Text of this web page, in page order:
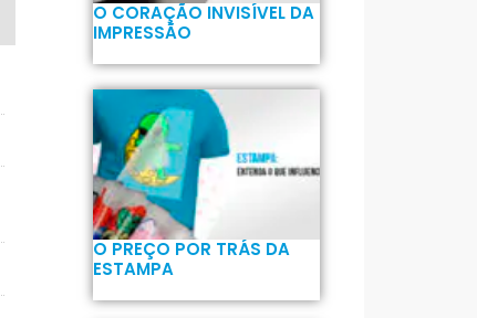
O CORAÇÃO INVISÍVEL DA
IMPRESSÃO
O PREÇO POR TRÁS DA
ESTAMPA